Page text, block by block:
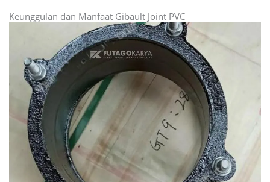
Keunggulan dan Manfaat Gibault Joint PVC